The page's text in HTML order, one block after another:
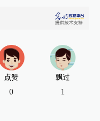
点赞
0
飘过
1